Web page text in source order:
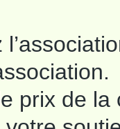
prix de